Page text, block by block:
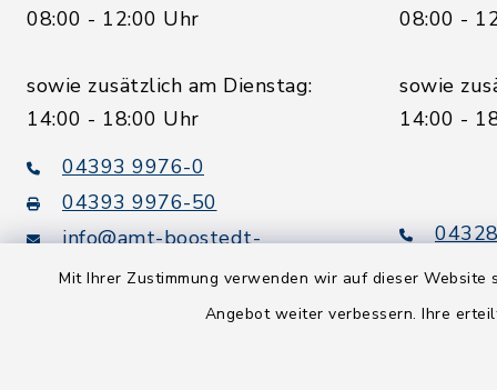
Mit Ihrer Zustimmung verwenden wir auf dieser
Angebot weiter verbessern. Ihre
08:00 - 12:00 Uhr
sowie zusätzlich am Dienstag:
14:00 - 18:00 Uhr
04393 9976-0
04393 9976-50
info@amt-boostedt-
08:00 -
sowie
14:00 -